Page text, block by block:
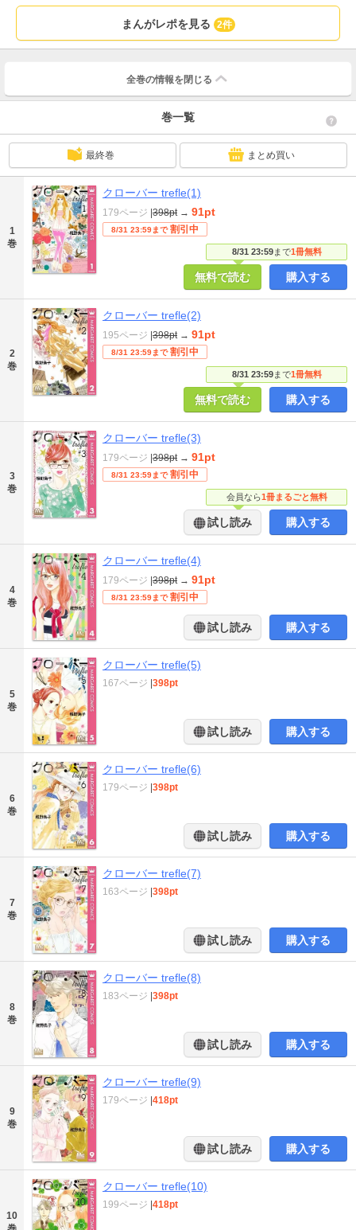
まんがレポを見る 2件
全巻の情報を 閉じる
巻一覧
最終巻 まとめ買い
1
巻
クローバー trefle(1)
8/31 23:59まで1冊無料
179ページ 398pt → 91pt
8/31 23:59まで 割引中
無料で読む 購入する
2
巻
クローバー trefle(2)
8/31 23:59まで1冊無料
195ページ 398pt → 91pt
8/31 23:59まで 割引中
無料で読む 購入する
3
巻
クローバー trefle(3)
会員なら1冊まるごと無料
179ページ 398pt → 91pt
8/31 23:59まで 割引中
試し読み 購入する
4
巻
クローバー trefle(4)
179ページ 398pt → 91pt
8/31 23:59まで 割引中
試し読み 購入する
5
巻
クローバー trefle(5)
167ページ 398pt
試し読み 購入する
6
巻
クローバー trefle(6)
179ページ 398pt
試し読み 購入する
7
巻
クローバー trefle(7)
163ページ 398pt
試し読み 購入する
8
巻
クローバー trefle(8)
183ページ 398pt
試し読み 購入する
9
巻
クローバー trefle(9)
179ページ 418pt
試し読み 購入する
10
クローバー trefle(10)
199ページ 418pt